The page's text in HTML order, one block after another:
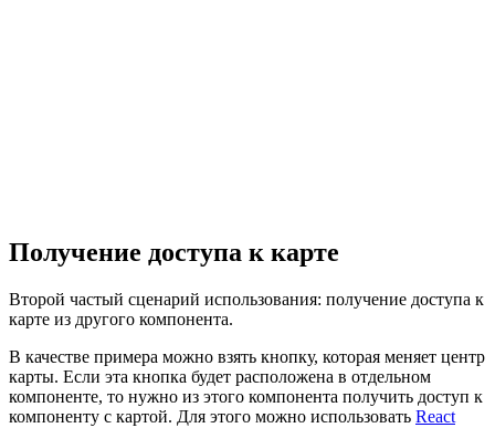
Получение доступа к карте
Второй частый сценарий использования: получение доступа к
карте из другого компонента.
В качестве примера можно взять кнопку, которая меняет центр
карты. Если эта кнопка будет расположена в отдельном
компоненте, то нужно из этого компонента получить доступ к
компоненту с картой. Для этого можно использовать React